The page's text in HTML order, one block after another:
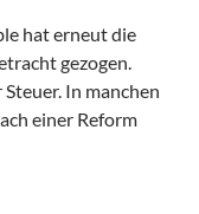
hat erneut die
gezogen.
In manchen
einer Reform